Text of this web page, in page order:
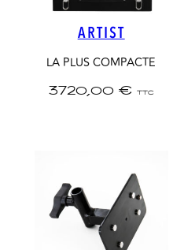
ARTIST
LA PLUS COMPACTE
3720,00 € TTC